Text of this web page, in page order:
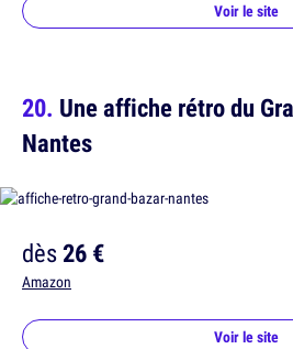
Voir le site
Une affiche rétro du
Nantes
dès26 €
Amazon
Voir le site